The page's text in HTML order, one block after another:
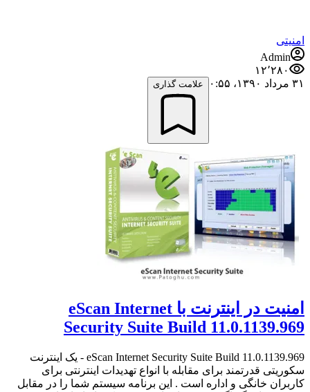
امنیتی
Admin
۱۲٬۲۸۰
۳۱ مرداد ۱۳۹۰،‏ ۰:۵۵
علامت گذاری
امنيت در اينترنت با eScan Internet
Security Suite Build 11.0.1139.969
eScan Internet Security Suite Build 11.0.1139.969 - یک اینترنت
سکوریتی قدرتمند برای مقابله با انواع تهدیدات اینترنتی برای
کاربران خانگی و اداره است . این برنامه سیستم شما را در مقابل